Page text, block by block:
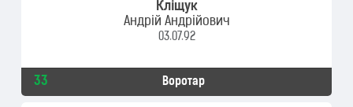
Кліщук
Андрій Андрійович
03.07.92
33 Воротар